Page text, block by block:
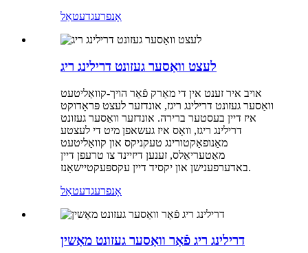
אָנפרעגדעטאַל
לעצט וואַסער געזונט דרילינג ריג
אויב איר זענט אין די מאַרק פֿאַר הויך-קוואַליטעט
וואַסער געזונט דרילינג ריגז, אונדזער לעצט פּראָדוקט
איז דיין בעסטער ברירה. אונדזער וואַסער געזונט
דרילינג ריגז, וואָס איז געשאפן מיט די לעצטע
מאַנופאַקטורינג טעקניקס און קוואַליטעט
מאַטעריאַלס, זענען דיזיינד צו טרעפן דיין
באדערפענישן און יקסיד דיין עקספּעקטיישאַנז.
אָנפרעגדעטאַל
דרילינג ריג פֿאַר וואַסער געזונט מאַשין